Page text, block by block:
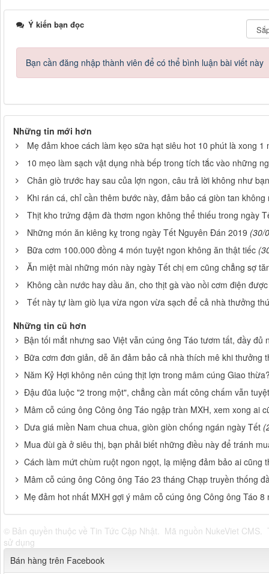
Ý kiến bạn đọc
Bạn cần đăng nhập thành viên để có thể bình luận bài viết này
Những tin mới hơn
Mẹ đảm khoe cách làm kẹo sữa hạt siêu hot 10 phút là xong 1
10 mẹo làm sạch vật dụng nhà bếp trong tích tắc vào những
Chân giò trước hay sau của lợn ngon, câu trả lời không như
Khi rán cá, chỉ cần thêm bước này, đảm bảo cá giòn tan không
Thịt kho trứng đậm đà thơm ngon không thể thiếu trong ngày
Những món ăn kiêng kỵ trong ngày Tết Nguyên Đán 2019 (30/
Bữa cơm 100.000 đồng 4 món tuyệt ngon không ăn thật tiếc
Ăn miệt mài những món này ngày Tết chị em cũng chẳng sợ
Không cần nước hay dầu ăn, cho thịt gà vào nồi cơm điện
Tết này tự làm giò lụa vừa ngon vừa sạch để cả nhà thưởng
Những tin cũ hơn
Bận tối mắt nhưng sao Việt vẫn cúng ông Táo tươm tất, đầy đủ
Bữa cơm đơn giản, dễ ăn đảm bảo cả nhà thích mê khi thưởng
Năm Kỷ Hợi không nên cúng thịt lợn trong mâm cúng Giao
Đậu đũa luộc "2 trong một", chẳng cần mất công chấm vẫn
Mâm cỗ cúng ông Công ông Táo ngập tràn MXH, xem xong ai
Dưa giá miền Nam chua chua, giòn giòn chống ngán ngày Tết
Mua đùi gà ở siêu thị, bạn phải biết những điều này để tránh
Cách làm mứt chùm ruột ngon ngọt, lạ miệng đảm bảo ai cũng
Mâm cỗ cúng ông Công ông Táo 23 tháng Chạp truyền thống
Mẹ đảm hot nhất MXH gợi ý mâm cỗ cúng ông Công ông Táo
© Bản quyền thuộc về Tin Tức Cập Nhật Mã nguồn NukeViet CMS
sử dụng
Bán hàng trên Facebook